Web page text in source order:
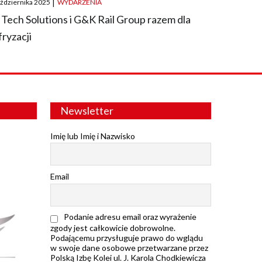
2025 | WYDARZENIA
Tech Solutions i G&K Rail Group razem dla
Newsletter
Imię lub Imię i Nazwisko
Email
Podanie adresu email oraz wyrażenie
zgody jest całkowicie dobrowolne.
Podającemu przysługuje prawo do wglądu
w swoje dane osobowe przetwarzane przez
Polską Izbę Kolei ul. J. Karola Chodkiewicza